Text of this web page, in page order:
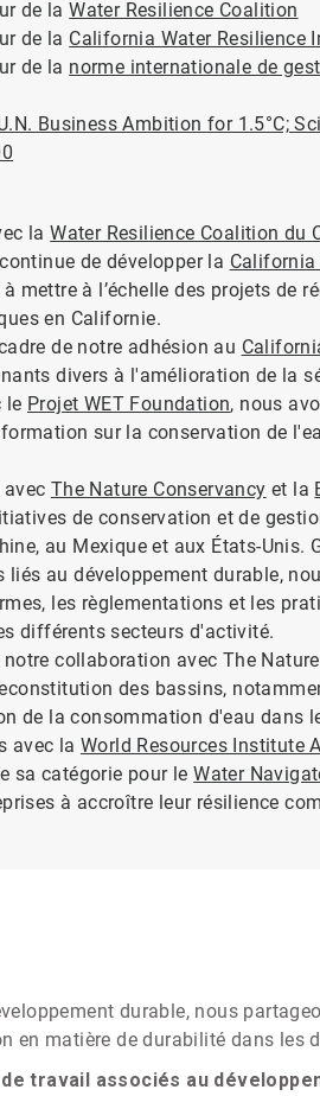
de laWater Resilience Coalition
de la California Water Resilience
de la norme internationale de
Business Ambition for 1.5°C;
laWater Resilience Coalition du
de développer la California
mettre à l’échelle des projets de
en Californie.
de notre adhésion au
divers à l'amélioration de la
le Projet WET Foundation, nous
sur la conservation de
The Nature Conservancy et la
de conservation et de
au Mexique et aux États-
au développement durable,
les règlementations et les
différents secteurs d'activité.
notre collaboration avec The
des bassins,
de la consommation d'eau dans
avec la World Resources Institute
sa catégorie pour leWater
à accroître leur résilience
durable, nous
en matière de durabilité dans les
travail associés au